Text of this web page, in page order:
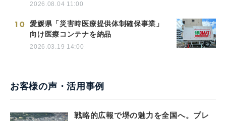
2026.08.04 11:00
10
愛媛県「災害時医療提供体制確保事業」
向け医療コンテナを納品
2026.03.19 14:00
お客様の声・活用事例
戦略的広報で堺の魅力を全国へ。プレ